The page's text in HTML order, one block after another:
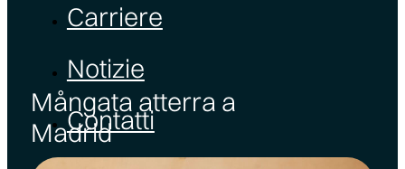
Carriere
Notizie
Contatti
Mångata atterra a
Madrid